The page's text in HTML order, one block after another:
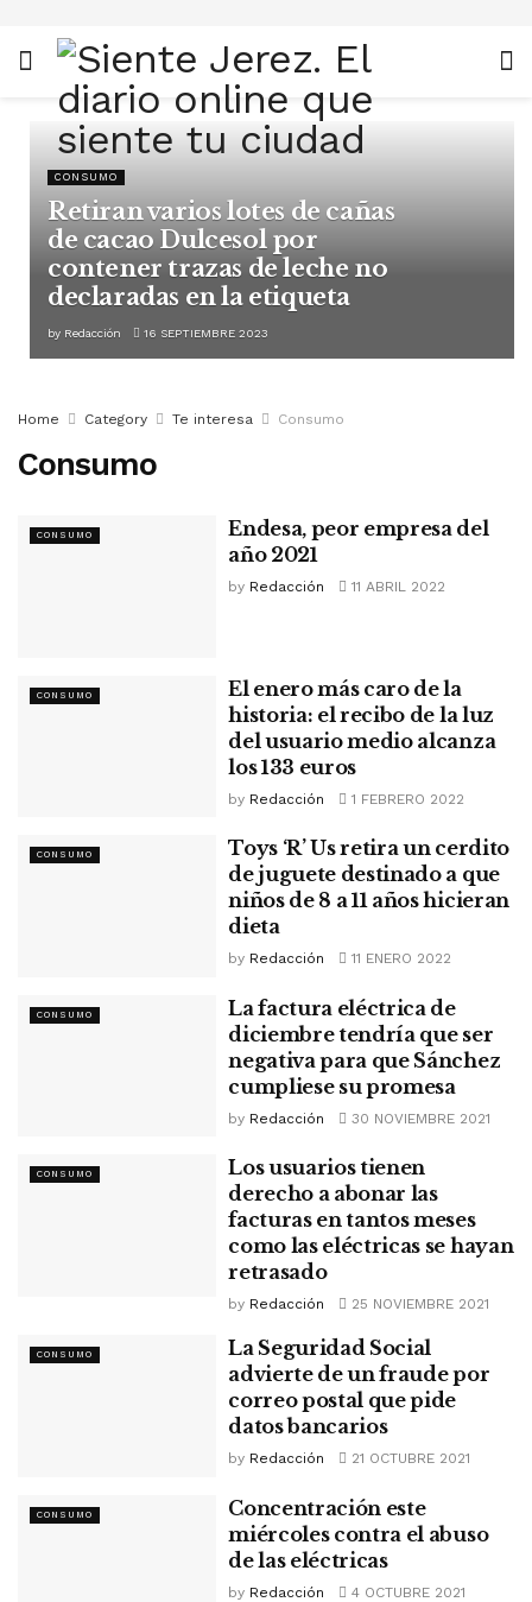
CONSUMO
Retiran varios lotes de cañas
de cacao Dulcesol por
contener trazas de leche no
declaradas en la etiqueta
by Redacción 16 SEPTIEMBRE 2023
Home Category Te interesa Consumo
Consumo
CONSUMO
Endesa, peor empresa del
año 2021
by Redacción 11 ABRIL 2022
CONSUMO
El enero más caro de la
historia: el recibo de la luz
del usuario medio alcanza
los 133 euros
by Redacción 1 FEBRERO 2022
CONSUMO
Toys ‘R’ Us retira un cerdito
de juguete destinado a que
niños de 8 a 11 años hicieran
dieta
by Redacción 11 ENERO 2022
CONSUMO
La factura eléctrica de
diciembre tendría que ser
negativa para que Sánchez
cumpliese su promesa
by Redacción 30 NOVIEMBRE 2021
CONSUMO
Los usuarios tienen
derecho a abonar las
facturas en tantos meses
como las eléctricas se hayan
retrasado
by Redacción 25 NOVIEMBRE 2021
CONSUMO
La Seguridad Social
advierte de un fraude por
correo postal que pide
datos bancarios
by Redacción 21 OCTUBRE 2021
CONSUMO
Concentración este
miércoles contra el abuso
de las eléctricas
by Redacción 4 OCTUBRE 2021